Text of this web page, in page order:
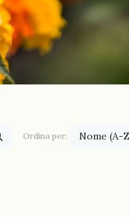
Ordina per: Nome (A-